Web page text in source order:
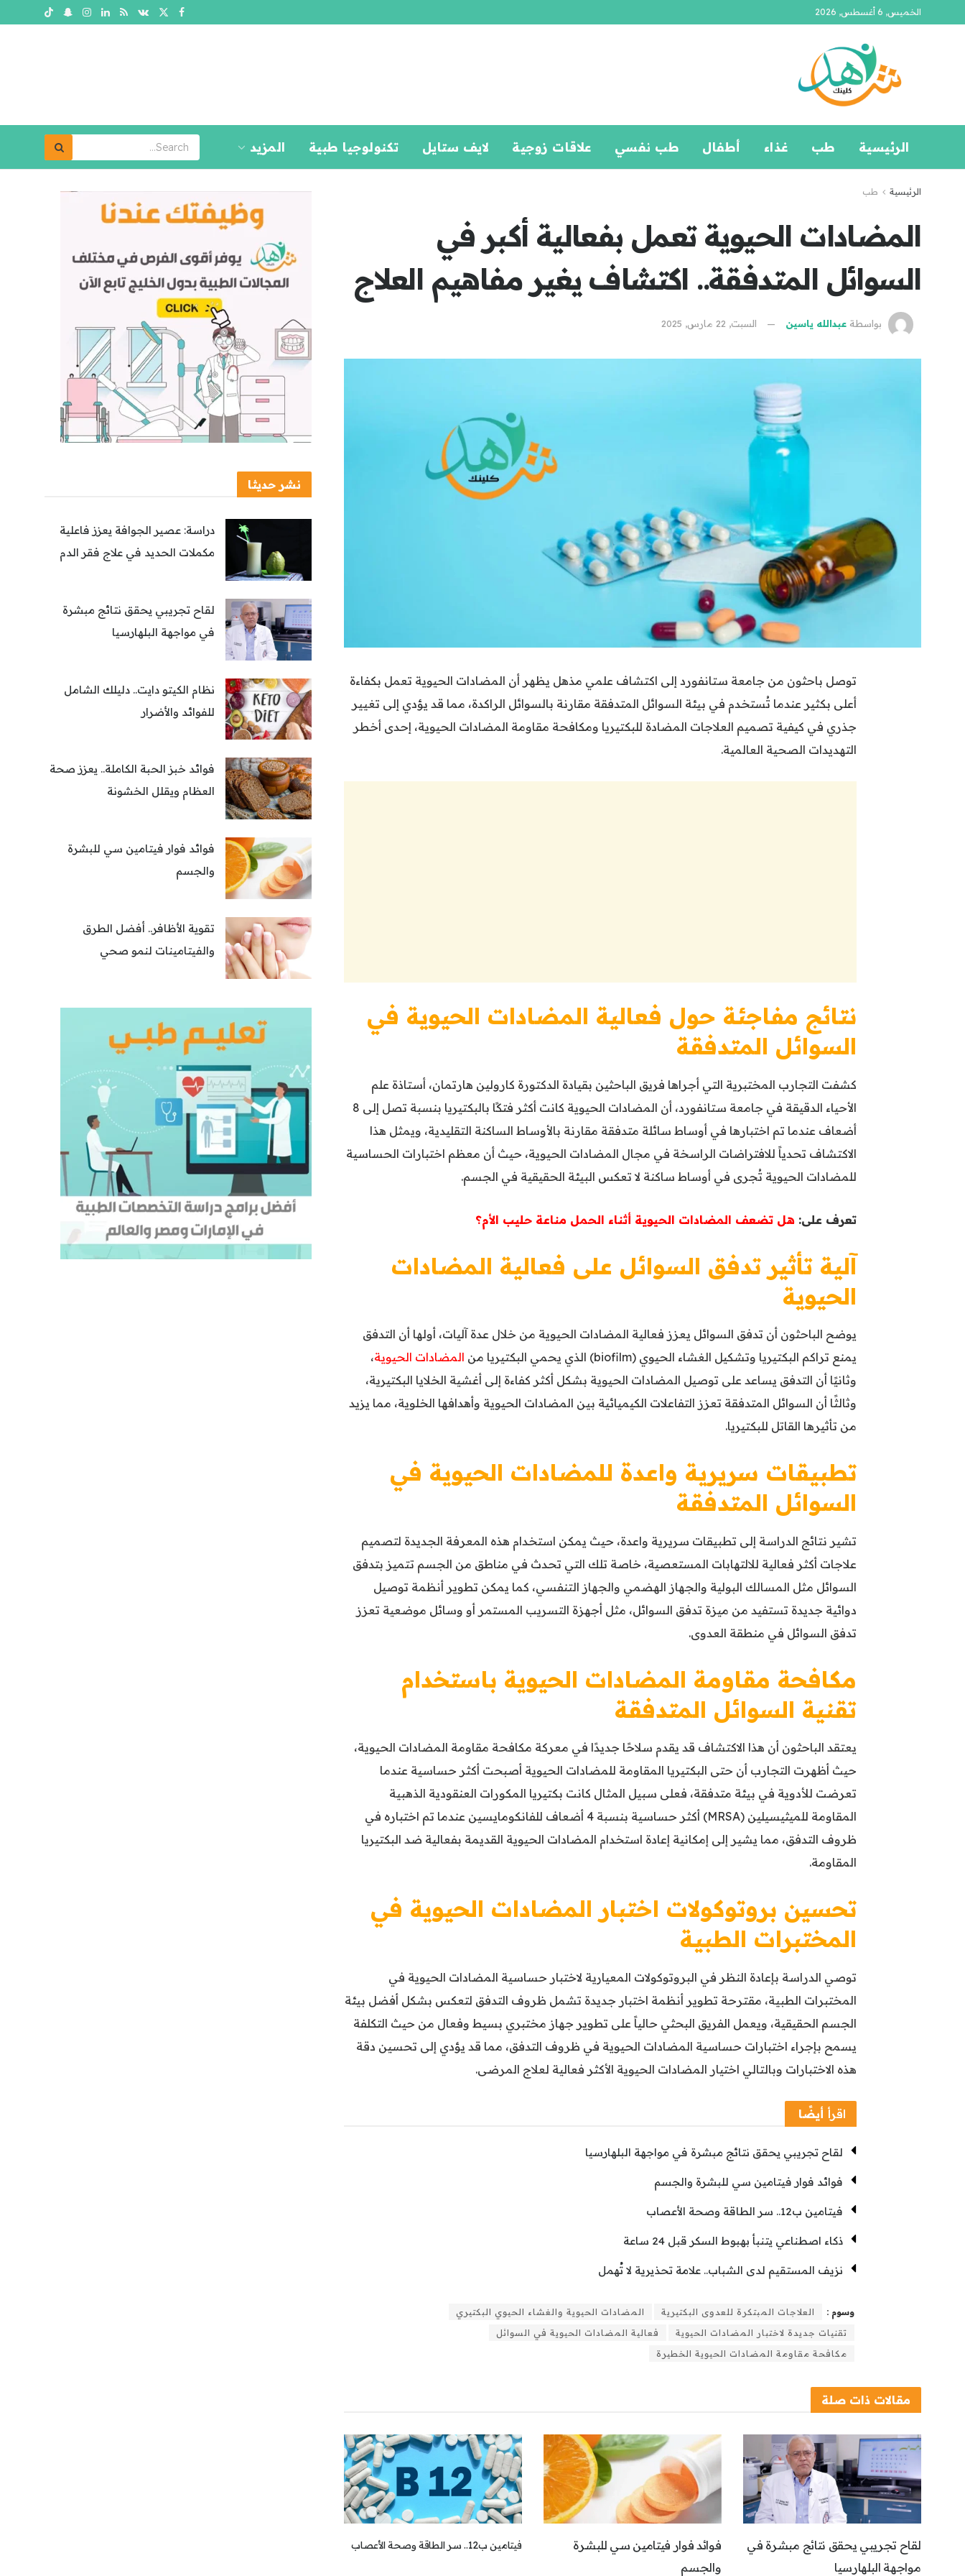
الخميس, 6 أغسطس, 2026
الرئيسية طب غذاء أطفال طب نفسي علاقات زوجية لايف ستايل تكنولوجيا طبية المزيد
الرئيسية طب
المضادات الحيوية تعمل بفعالية أكبر في
السوائل المتدفقة.. اكتشاف يغير مفاهيم العلاج
بواسطةعبدالله ياسين السبت, 22 مارس, 2025
توصل باحثون من جامعة ستانفورد إلى اكتشاف علمي مذهل يظهر أن المضادات الحيوية تعمل بكفاءة
أعلى بكثير عندما تُستخدم في بيئة السوائل المتدفقة مقارنة بالسوائل الراكدة، مما قد يؤدي إلى تغيير
جذري في كيفية تصميم العلاجات المضادة للبكتيريا ومكافحة مقاومة المضادات الحيوية، إحدى أخطر
التهديدات الصحية العالمية.
نتائج مفاجئة حول فعالية المضادات الحيوية في
السوائل المتدفقة
كشفت التجارب المختبرية التي أجراها فريق الباحثين بقيادة الدكتورة كارولين هارتمان، أستاذة علم
الأحياء الدقيقة في جامعة ستانفورد، أن المضادات الحيوية كانت أكثر فتكًا بالبكتيريا بنسبة تصل إلى 8
أضعاف عندما تم اختبارها في أوساط سائلة متدفقة مقارنة بالأوساط الساكنة التقليدية، ويمثل هذا
الاكتشاف تحدياً للافتراضات الراسخة في مجال المضادات الحيوية، حيث أن معظم اختبارات الحساسية
للمضادات الحيوية تُجرى في أوساط ساكنة لا تعكس البيئة الحقيقية في الجسم.
تعرف على: هل تضعف المضادات الحيوية أثناء الحمل مناعة حليب الأم؟
آلية تأثير تدفق السوائل على فعالية المضادات
الحيوية
يوضح الباحثون أن تدفق السوائل يعزز فعالية المضادات الحيوية من خلال عدة آليات، أولها أن التدفق
يمنع تراكم البكتيريا وتشكيل الغشاء الحيوي (biofilm) الذي يحمي البكتيريا من
المضادات الحيوية،
وثانيًا أن التدفق يساعد على توصيل المضادات الحيوية بشكل أكثر كفاءة إلى أغشية الخلايا البكتيرية،
وثالثًا أن السوائل المتدفقة تعزز التفاعلات الكيميائية بين المضادات الحيوية وأهدافها الخلوية، مما يزيد
من تأثيرها القاتل للبكتيريا.
تطبيقات سريرية واعدة للمضادات الحيوية في
السوائل المتدفقة
تشير نتائج الدراسة إلى تطبيقات سريرية واعدة، حيث يمكن استخدام هذه المعرفة الجديدة لتصميم
علاجات أكثر فعالية للالتهابات المستعصية، خاصة تلك التي تحدث في مناطق من الجسم تتميز بتدفق
السوائل مثل المسالك البولية والجهاز الهضمي والجهاز التنفسي، كما يمكن تطوير أنظمة توصيل
دوائية جديدة تستفيد من ميزة تدفق السوائل، مثل أجهزة التسريب المستمر أو وسائل موضعية تعزز
تدفق السوائل في منطقة العدوى.
مكافحة مقاومة المضادات الحيوية باستخدام
تقنية السوائل المتدفقة
يعتقد الباحثون أن هذا الاكتشاف قد يقدم سلاحًا جديدًا في معركة مكافحة مقاومة المضادات الحيوية،
حيث أظهرت التجارب أن حتى البكتيريا المقاومة للمضادات الحيوية أصبحت أكثر حساسية عندما
تعرضت للأدوية في بيئة متدفقة، فعلى سبيل المثال كانت بكتيريا المكورات العنقودية الذهبية
المقاومة للميثيسيلين (MRSA) أكثر حساسية بنسبة 4 أضعاف للفانكومايسين عندما تم اختباره في
ظروف التدفق، مما يشير إلى إمكانية إعادة استخدام المضادات الحيوية القديمة بفعالية ضد البكتيريا
المقاومة.
تحسين بروتوكولات اختبار المضادات الحيوية في
المختبرات الطبية
توصي الدراسة بإعادة النظر في البروتوكولات المعيارية لاختبار حساسية المضادات الحيوية في
المختبرات الطبية، مقترحة تطوير أنظمة اختبار جديدة تشمل ظروف التدفق لتعكس بشكل أفضل بيئة
الجسم الحقيقية، ويعمل الفريق البحثي حالياً على تطوير جهاز مختبري بسيط وفعال من حيث التكلفة
يسمح بإجراء اختبارات حساسية المضادات الحيوية في ظروف التدفق، مما قد يؤدي إلى تحسين دقة
هذه الاختبارات وبالتالي اختيار المضادات الحيوية الأكثر فعالية لعلاج المرضى.
اقرأ أيضًا
لقاح تجريبي يحقق نتائج مبشرة في مواجهة البلهارسيا
فوائد فوار فيتامين سي للبشرة والجسم
فيتامين ب12.. سر الطاقة وصحة الأعصاب
ذكاء اصطناعي يتنبأ بهبوط السكر قبل 24 ساعة
نزيف المستقيم لدى الشباب.. علامة تحذيرية لا تُهمل
وسوم : العلاجات المبتكرة للعدوى البكتيرية
المضادات الحيوية والغشاء الحيوي البكتيري
تقنيات جديدة لاختبار المضادات الحيوية
فعالية المضادات الحيوية في السوائل
مكافحة مقاومة المضادات الحيوية الخطيرة
مقالاتذات صلة
لقاح تجريبي يحقق نتائج مبشرة في
مواجهة البلهارسيا
فوائد فوار فيتامين سي للبشرة
والجسم
فيتامين ب12.. سر الطاقة وصحة الأعصاب
نشر حديثا
دراسة: عصير الجوافة يعزز فاعلية
مكملات الحديد في علاج فقر الدم
لقاح تجريبي يحقق نتائج مبشرة
في مواجهة البلهارسيا
نظام الكيتو دايت.. دليلك الشامل
للفوائد والأضرار
فوائد خبز الحبة الكاملة.. يعزز صحة
العظام ويقلل الخشونة
فوائد فوار فيتامين سي للبشرة
والجسم
تقوية الأظافر.. أفضل الطرق
والفيتامينات لنمو صحي